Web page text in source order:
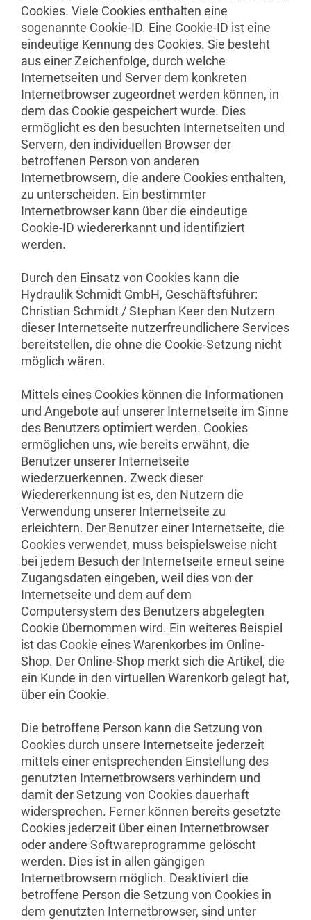
Cookies. Viele Cookies enthalten eine
sogenannte Cookie-ID. Eine Cookie-ID ist eine
eindeutige Kennung des Cookies. Sie besteht
aus einer Zeichenfolge, durch welche
Internetseiten und Server dem konkreten
Internetbrowser zugeordnet werden können, in
dem das Cookie gespeichert wurde. Dies
ermöglicht es den besuchten Internetseiten und
Servern, den individuellen Browser der
betroffenen Person von anderen
Internetbrowsern, die andere Cookies enthalten,
zu unterscheiden. Ein bestimmter
Internetbrowser kann über die eindeutige
Cookie-ID wiedererkannt und identifiziert
werden.
Durch den Einsatz von Cookies kann die
Hydraulik Schmidt GmbH, Geschäftsführer:
Christian Schmidt / Stephan Keer den Nutzern
dieser Internetseite nutzerfreundlichere Services
bereitstellen, die ohne die Cookie-Setzung nicht
möglich wären.
Mittels eines Cookies können die Informationen
und Angebote auf unserer Internetseite im Sinne
des Benutzers optimiert werden. Cookies
ermöglichen uns, wie bereits erwähnt, die
Benutzer unserer Internetseite
wiederzuerkennen. Zweck dieser
Wiedererkennung ist es, den Nutzern die
Verwendung unserer Internetseite zu
erleichtern. Der Benutzer einer Internetseite, die
Cookies verwendet, muss beispielsweise nicht
bei jedem Besuch der Internetseite erneut seine
Zugangsdaten eingeben, weil dies von der
Internetseite und dem auf dem
Computersystem des Benutzers abgelegten
Cookie übernommen wird. Ein weiteres Beispiel
ist das Cookie eines Warenkorbes im Online-
Shop. Der Online-Shop merkt sich die Artikel, die
ein Kunde in den virtuellen Warenkorb gelegt hat,
über ein Cookie.
Die betroffene Person kann die Setzung von
Cookies durch unsere Internetseite jederzeit
mittels einer entsprechenden Einstellung des
genutzten Internetbrowsers verhindern und
damit der Setzung von Cookies dauerhaft
widersprechen. Ferner können bereits gesetzte
Cookies jederzeit über einen Internetbrowser
oder andere Softwareprogramme gelöscht
werden. Dies ist in allen gängigen
Internetbrowsern möglich. Deaktiviert die
betroffene Person die Setzung von Cookies in
dem genutzten Internetbrowser, sind unter